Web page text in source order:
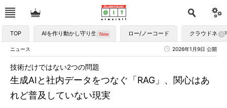
TOP AIを作り動かし守り生かす ロー/ノーコード クラウドネイ
ニュース 2026年1月9日 公開
生成AIと社内データをつなぐ「RAG」、関心はあ
れど普及していない現実
技術だけではない2つの問題